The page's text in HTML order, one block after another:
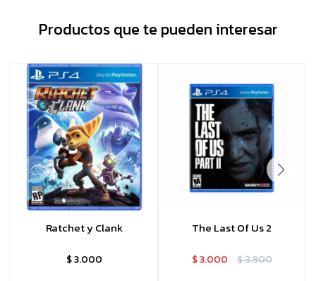
Productos que te pueden interesar
Ratchet y Clank
$3.000
The Last Of Us 2
$3.000 $3.900